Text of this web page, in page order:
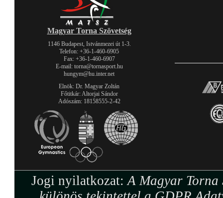
Magyar Torna Szövetség
1146 Budapest, Istvánmezei út 1-3.
Telefon: +36-1-460-6905
Fax: +36-1-460-6907
E-mail: torna@tornasport.hu
hungym@hu.inter.net
Elnök: Dr. Magyar Zoltán
Főtitkár: Altorjai Sándor
Adószám: 18158555-2-42
Jogi nyilatkozat:A Magyar Torna